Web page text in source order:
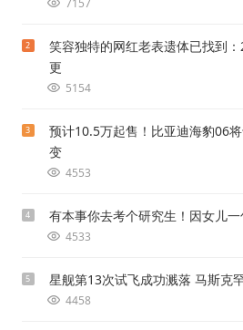
7157
2
笑容独特的网红老表遗体已找到
更
5154
3
预计10.5万起售！比亚迪海豹06
变
4553
4 有本事你去考个研究生！因女儿
4533
5 星舰第13次试飞成功溅落 马斯克
4458